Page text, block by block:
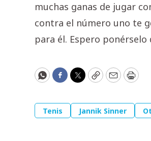
muchas ganas de jugar
contra el número uno te
para él. Espero
WhatsApp
Facebook
Twitter
CopyEmailPrint
Tenis Jannik Sinner